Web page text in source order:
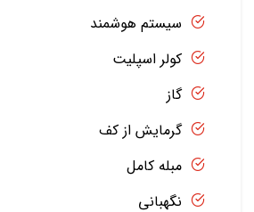
سیستم هوشمند
کولر اسپلیت
گاز
گرمایش از کف
مبله کامل
نگهبانی